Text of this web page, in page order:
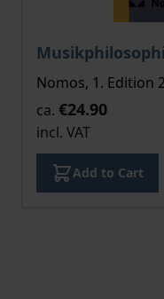
The price
Nomos, 1. Edition
ca. €24.90
incl. VAT
Add to Cart